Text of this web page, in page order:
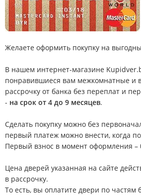
Желаете оформить покупку на
В нашем интернет-магазине
понравившиеся вам межкомнатные и
рассрочку от банка без переплат и
- на срок от 4 до 9 месяцев.
Сделать покупку можно без
первый платеж можно внести, когда
Первый взнос в момент оформления –
Цена дверей указанная на сайте
в рассрочку.
То есть, вы оплатите двери по частям